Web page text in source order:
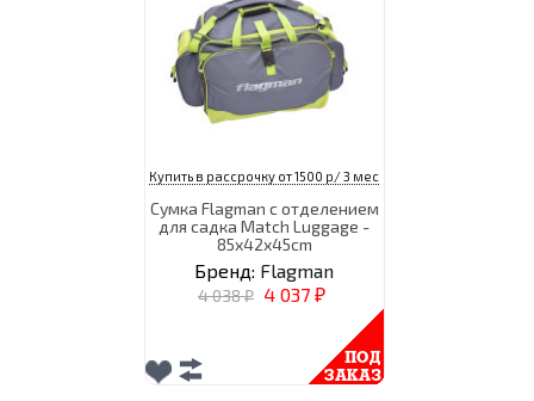
Купить в рассрочку от 1500 р/ 3 мес
Сумка Flagman с отделением
для садка Match Luggage -
85x42x45cm
Бренд: Flagman
4 038₽ 4 037 ₽